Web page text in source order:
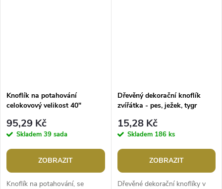
Knoflík na potahování
celokovový velikost 40"
95,29 Kč
Skladem 39 sada
ZOBRAZIT
Knoflík na potahování, se
Dřevěný dekorační knoflík
zvířátka - pes, ježek, tygr
15,28 Kč
Skladem 186 ks
ZOBRAZIT
Dřevěné dekorační knoflíky v